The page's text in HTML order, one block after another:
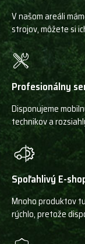
V našom areáli
strojov, môžete si
Profesionálny
Disponujeme
technikov a
Spoľahlivý E-
Mnoho produktov
rýchlo, pretože